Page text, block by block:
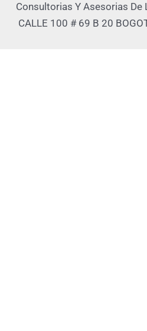
Consultorias Y Asesorias De
CALLE 100 # 69 B 20